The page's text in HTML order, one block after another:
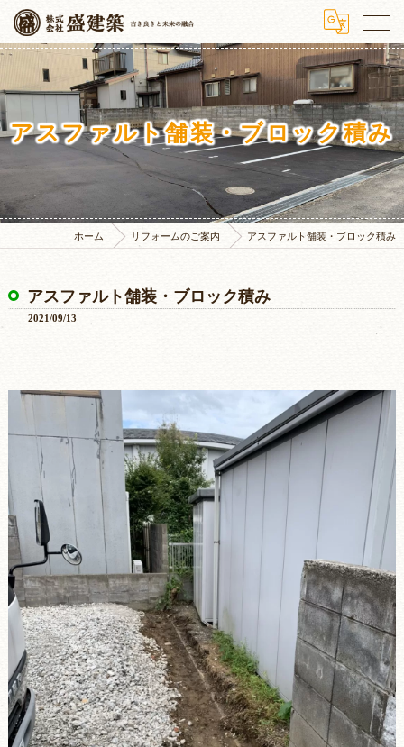
アスファルト舗装・ブロック積み
ホーム リフォームのご案内 アスファルト舗装・ブロック積み
アスファルト舗装・ブロック積み
2021/09/13